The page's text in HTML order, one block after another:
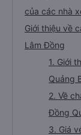
của các nhà
Giới thiệu về
Lâm Đồng
1. Giới
Quảng
2. Về
Đồng
3. Giá